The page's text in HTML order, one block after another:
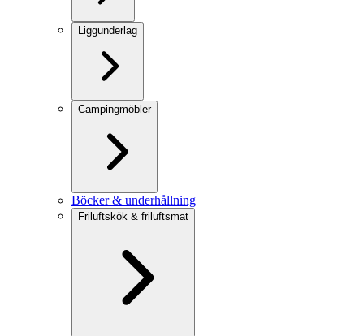
Liggunderlag
Campingmöbler
Böcker & underhållning
Friluftskök & friluftsmat